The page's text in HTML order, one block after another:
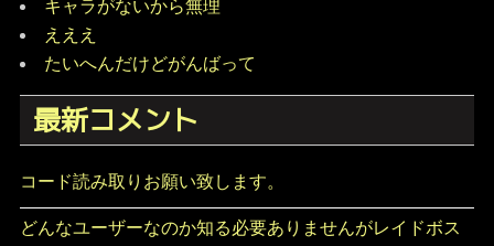
キャラがないから無理
えええ
たいへんだけどがんばって
最新コメント
コード読み取りお願い致します。
どんなユーザーなのか知る必要ありませんがレイドボス